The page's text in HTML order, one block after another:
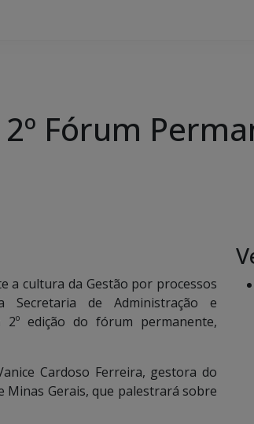
Fórum
a cultura da Gestão por processos
de Administração e
edição do fórum permanente,
Cardoso Ferreira, gestora do
Minas Gerais, que palestrará sobre